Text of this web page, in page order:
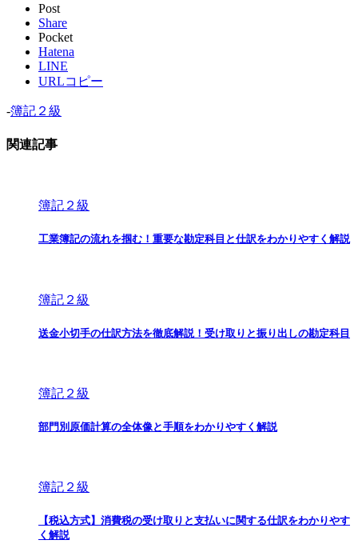
Post
Share
Pocket
Hatena
LINE
URLコピー
-簿記２級
関連記事
簿記２級
工業簿記の流れを掴む！重要な勘定科目と仕訳をわかりやすく解説
簿記２級
送金小切手の仕訳方法を徹底解説！受け取りと振り出しの勘定科目
簿記２級
部門別原価計算の全体像と手順をわかりやすく解説
簿記２級
【税込方式】消費税の受け取りと支払いに関する仕訳をわかりやす
く解説